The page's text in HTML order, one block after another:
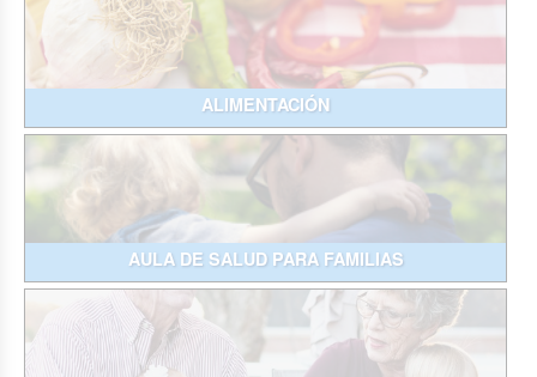
ALIMENTACIÓN
AULA DE SALUD PARA FAMILIAS